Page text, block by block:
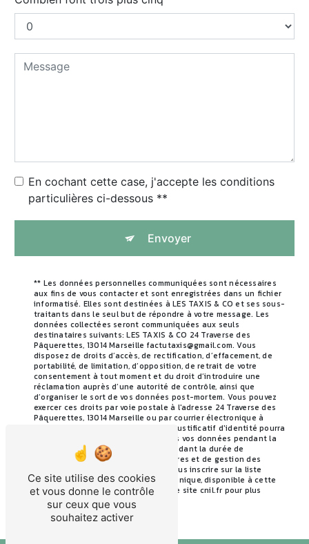
En cochant cette case, j'accepte les conditions
particulières ci-dessous **
Envoyer
** Les données personnelles communiquées sont nécessaires
aux fins de vous contacter et sont enregistrées dans un fichier
informatisé. Elles sont destinées à LES TAXIS & CO et ses sous-
traitants dans le seul but de répondre à votre message. Les
données collectées seront communiquées aux seuls
destinataires suivants: LES TAXIS & CO 24 Traverse des
Pâquerettes, 13014 Marseille factutaxis@gmail.com. Vous
disposez de droits d’accès, de rectification, d’effacement, de
portabilité, de limitation, d’opposition, de retrait de votre
consentement à tout moment et du droit d’introduire une
réclamation auprès d’une autorité de contrôle, ainsi que
d’organiser le sort de vos données post-mortem. Vous pouvez
exercer ces droits par voie postale à l'adresse 24 Traverse des
Pâquerettes, 13014 Marseille ou par courrier électronique à
l'adresse factutaxis@gmail.com. Un justificatif d'identité pourra
vous être demandé. Nous conservons vos données pendant la
période de prise de contact puis pendant la durée de
prescription légale aux fins probatoires et de gestion des
contentieux. Vous avez le droit de vous inscrire sur la liste
d'opposition au démarchage téléphonique, disponible à cette
adresse: Bloctel.gouv.fr. Consultez le site cnil.fr pour plus
d’informations sur vos droits.
Ce site utilise des cookies
et vous donne le contrôle
sur ceux que vous
souhaitez activer